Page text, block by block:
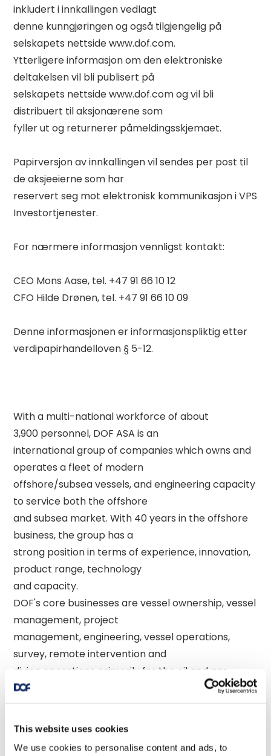
This website uses cookies
We use cookies to personalise content and ads, to
inkludert i innkallingen vedlagt
denne kunngjøringen og også tilgjengelig på
selskapets nettside www.dof.com.
Ytterligere informasjon om den elektroniske
deltakelsen vil bli publisert på
selskapets nettside www.dof.com og vil bli
distribuert til aksjonærene som
fyller ut og returnerer påmeldingsskjemaet.
Papirversjon av innkallingen vil sendes per post til
de aksjeeierne som har
reservert seg mot elektronisk kommunikasjon i VPS
Investortjenester.
For nærmere informasjon vennligst kontakt:
CEO Mons Aase, tel. +47 91 66 10 12
CFO Hilde Drønen, tel. +47 91 66 10 09
Denne informasjonen er informasjonspliktig etter
verdipapirhandelloven § 5-12.
With a multi-national workforce of about
3,900 personnel, DOF ASA is an
international group of companies which owns and
operates a fleet of modern
offshore/subsea vessels, and engineering capacity
to service both the offshore
and subsea market. With 40 years in the offshore
business, the group has a
strong position in terms of experience, innovation,
product range, technology
and capacity.
DOF's core businesses are vessel ownership, vessel
management, project
management, engineering, vessel operations,
survey, remote intervention and
diving operations primarily for the oil and gas
sector. From PSV charter to
top quality offshore services